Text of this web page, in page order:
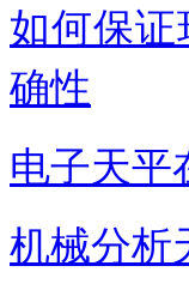
如何保
确性
电子天平
机械分析